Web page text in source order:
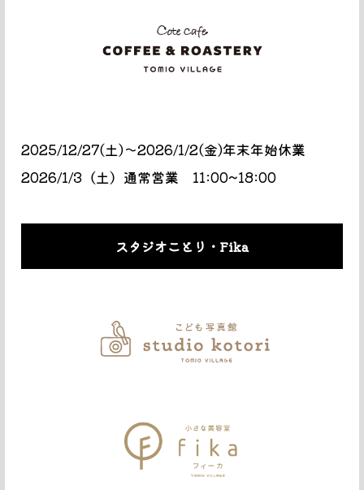
2025/12/27(土)〜2026/1/2(金)年末年始休業
2026/1/3（土）通常営業 11:00~18:00
スタジオことり・Fika